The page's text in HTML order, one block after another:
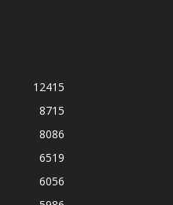
12415
8715
8086
6519
6056